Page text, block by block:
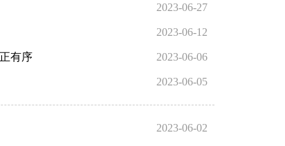
2023-06-27
2023-06-12
有序 2023-06-06
2023-06-05
2023-06-02